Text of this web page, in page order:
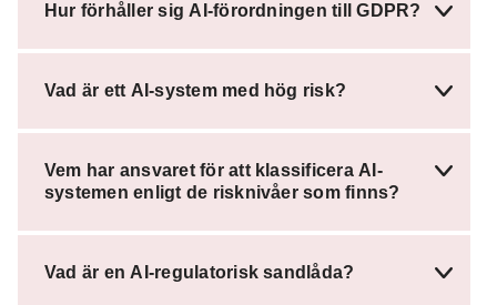
Hur förhåller sig AI-förordningen till GDPR?
Vad är ett AI-system med hög risk?
Vem har ansvaret för att klassificera AI-
systemen enligt de risknivåer som finns?
Vad är en AI-regulatorisk sandlåda?